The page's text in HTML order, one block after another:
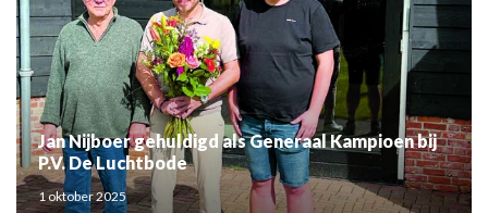
Jan Nijboer gehuldigd als Generaal Kampioen bij
P.V. De Luchtbode
1 oktober 2025